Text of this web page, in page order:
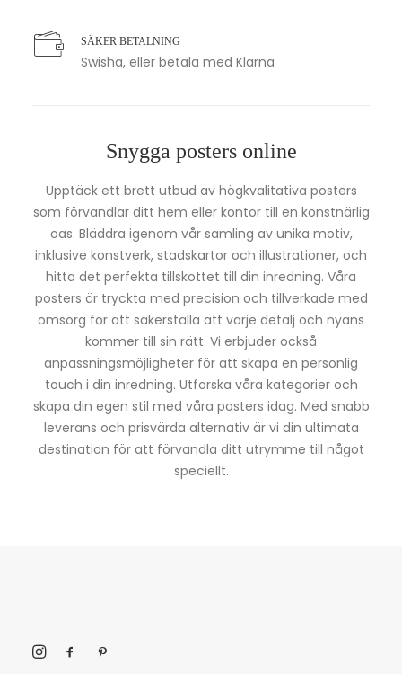
SÄKER BETALNING
Swisha, eller betala med Klarna
Snygga posters online
Upptäck ett brett utbud av högkvalitativa posters
som förvandlar ditt hem eller kontor till en konstnärlig
oas. Bläddra igenom vår samling av unika motiv,
inklusive konstverk, stadskartor och illustrationer, och
hitta det perfekta tillskottet till din inredning. Våra
posters är tryckta med precision och tillverkade med
omsorg för att säkerställa att varje detalj och nyans
kommer till sin rätt. Vi erbjuder också
anpassningsmöjligheter för att skapa en personlig
touch i din inredning. Utforska våra kategorier och
skapa din egen stil med våra posters idag. Med snabb
leverans och prisvärda alternativ är vi din ultimata
destination för att förvandla ditt utrymme till något
speciellt.